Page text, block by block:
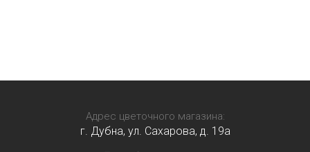
Адрес цветочного магазина:
г. Дубна, ул. Сахарова, д. 19a